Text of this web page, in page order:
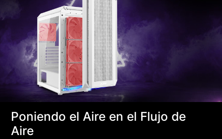
Poniendo el Aire en el Flujo de
Aire